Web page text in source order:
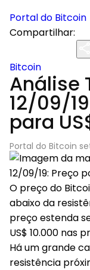
Portal do Bitcoin
Compartilhar:
Bitcoin
Análise
12/09/
para
Portal do Bitcoin set
O preço do
abaixo da
preço estenda
US$ 10.000 nas
Há um grande
resistência